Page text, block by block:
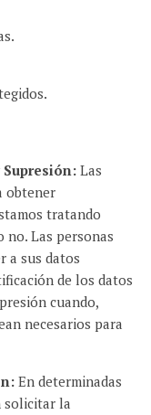
Las
obtener
tratando
no. Las personas
a sus datos
de los datos
cuando,
necesarios para
En determinadas
solicitar la